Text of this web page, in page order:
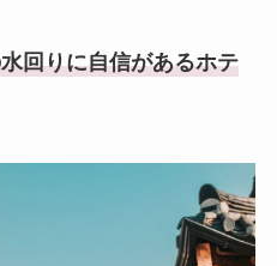
回りに自信があるホテ